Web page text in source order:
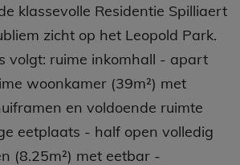
klassevolle Residentie Spilliaert
zicht op het Leopold Park.
volgt: ruime inkomhall - apart
woonkamer (39m²) met
en voldoende ruimte
eetplaats - half open volledig
(8.25m²) met eetbar -